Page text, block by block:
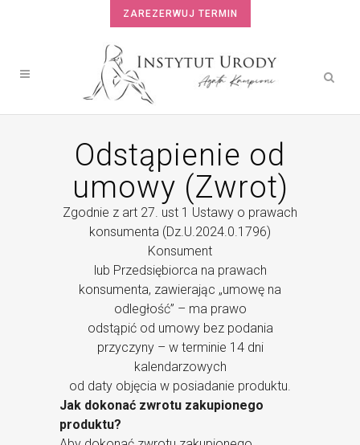
ZAREZERWUJ TERMIN
Odstąpienie od
umowy (Zwrot)
Zgodnie z art 27. ust 1 Ustawy o prawach
konsumenta (Dz.U.2024.0.1796)
Konsument
lub Przedsiębiorca na prawach
konsumenta, zawierając „umowę na
odległość” – ma prawo
odstąpić od umowy bez podania
przyczyny – w terminie 14 dni
kalendarzowych
od daty objęcia w posiadanie produktu.
Jak dokonać zwrotu zakupionego
produktu?